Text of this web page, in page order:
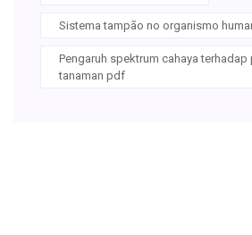
Sistema tampão no organismo
Pengaruh spektrum cahaya terhadap
tanaman pdf